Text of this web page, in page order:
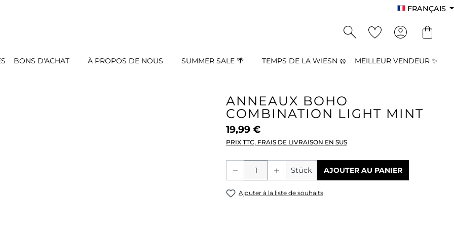
FRANÇAIS
BONS D'ACHAT À PROPOS DE NOUS SUMMER SALE 🌴 TEMPS DE LA WIESN 🥨 MEILLEUR VENDEUR ✨
ANNEAUX BOHO
COMBINATION LIGHT MINT
19,99 €
PRIX TTC, FRAIS DE LIVRAISON EN SUS
Quantité de produit : Entrez la
Stück AJOUTER AU PANIER
Ajouter à la liste de souhaits